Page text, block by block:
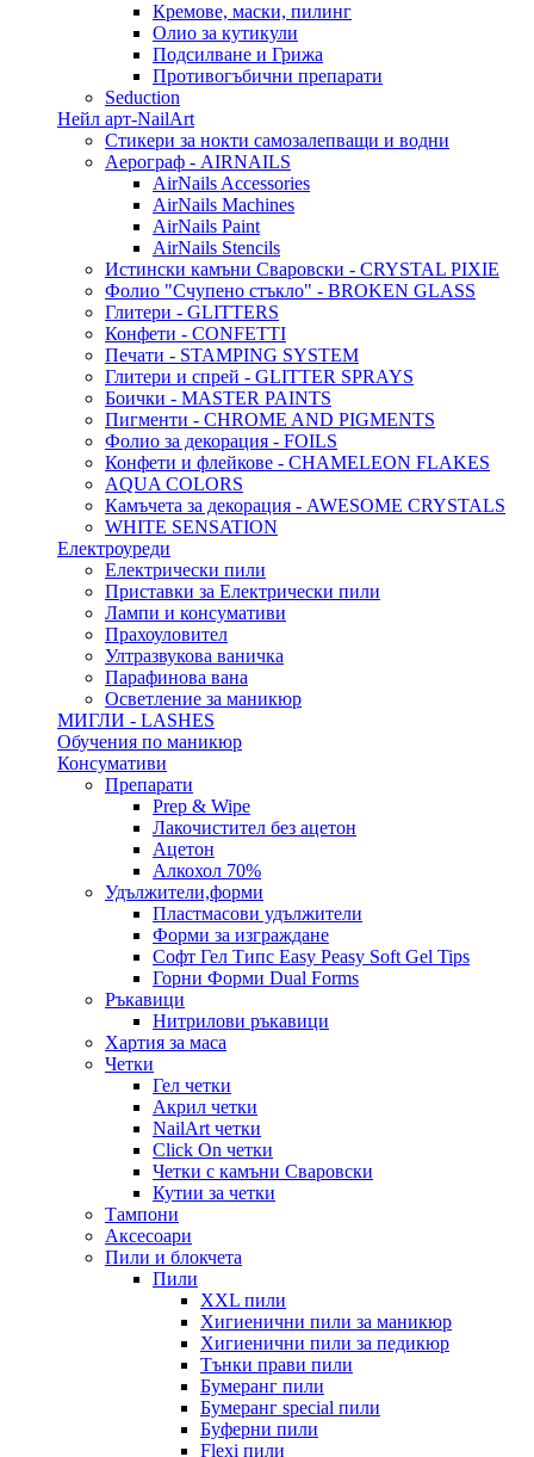
Кремове, маски, пилинг
Олио за кутикули
Подсилване и Грижа
Противогъбични препарати
Seduction
Нейл арт-NailArt
Стикери за нокти самозалепващи и водни
Аерограф - AIRNAILS
AirNails Accessories
AirNails Machines
AirNails Paint
AirNails Stencils
Истински камъни Сваровски - CRYSTAL PIXIE
Фолио "Счупено стъкло" - BROKEN GLASS
Глитери - GLITTERS
Конфети - CONFETTI
Печати - STAMPING SYSTEM
Глитери и спрей - GLITTER SPRAYS
Боички - MASTER PAINTS
Пигменти - CHROME AND PIGMENTS
Фолио за декорация - FOILS
Конфети и флейкове - CHAMELEON FLAKES
AQUA COLORS
Камъчета за декорация - AWESOME CRYSTALS
WHITE SENSATION
Електроуреди
Електрически пили
Приставки за Електрически пили
Лампи и консумативи
Прахоуловител
Ултразвукова ваничка
Парафинова вана
Осветление за маникюр
МИГЛИ - LASHES
Обучения по маникюр
Консумативи
Препарати
Prep & Wipe
Лакочистител без ацетон
Ацетон
Алкохол 70%
Удължители,форми
Пластмасови удължители
Форми за изграждане
Софт Гел Типс Easy Peasy Soft Gel Tips
Горни Форми Dual Forms
Ръкавици
Нитрилови ръкавици
Хартия за маса
Четки
Гел четки
Акрил четки
NailArt четки
Click On четки
Четки с камъни Сваровски
Кутии за четки
Тампони
Аксесоари
Пили и блокчета
Пили
XXL пили
Хигиенични пили за маникюр
Хигиенични пили за педикюр
Тънки прави пили
Бумеранг пили
Бумеранг special пили
Буферни пили
Flexi пили